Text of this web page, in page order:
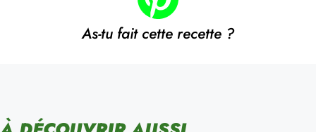
As-tu fait cette recette ?